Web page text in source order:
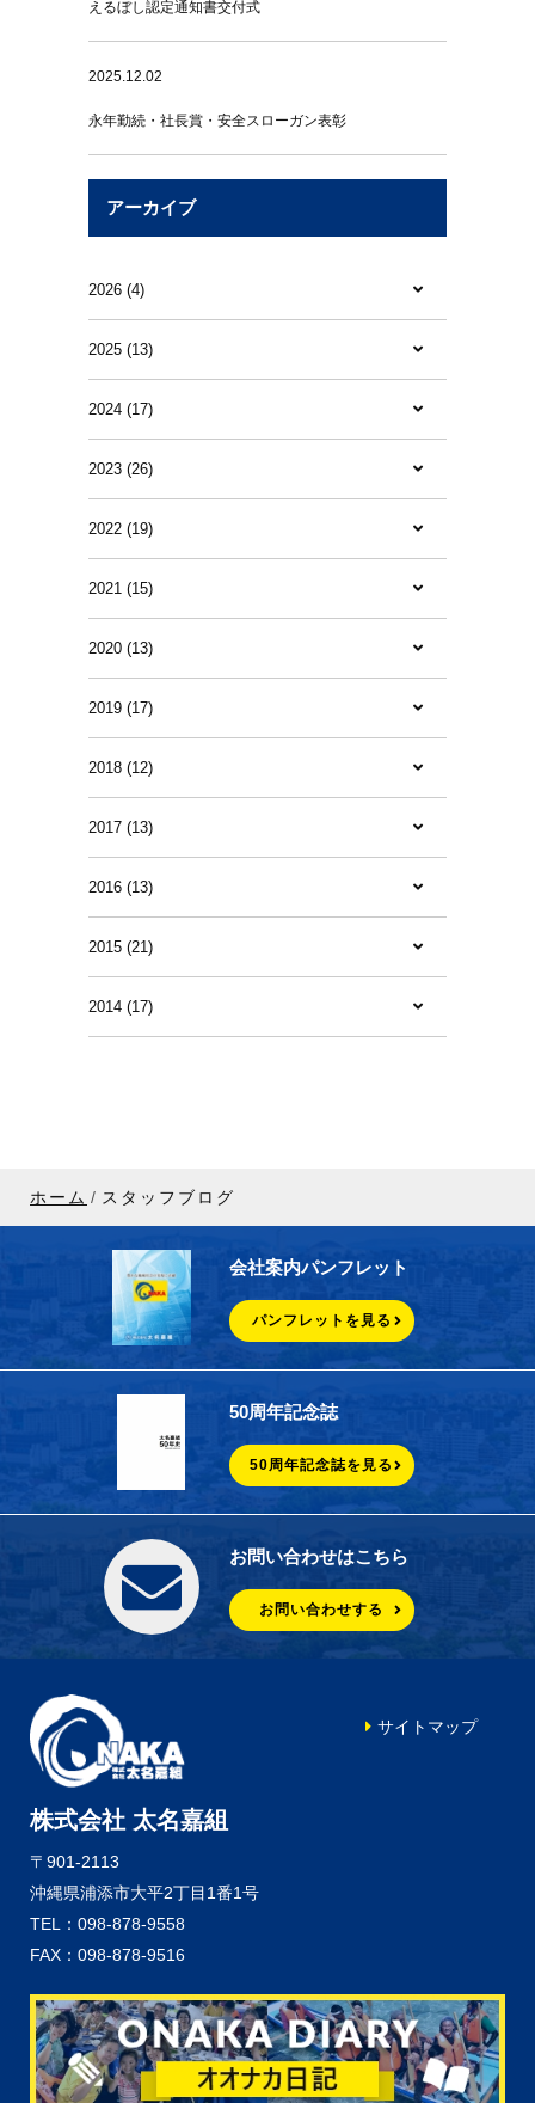
えるぼし認定通知書交付式
2025.12.02
永年勤続・社長賞・安全スローガン表彰
アーカイブ
2026 (4)
2025 (13)
2024 (17)
2023 (26)
2022 (19)
2021 (15)
2020 (13)
2019 (17)
2018 (12)
2017 (13)
2016 (13)
2015 (21)
2014 (17)
ホーム スタッフブログ
会社案内パンフレット
パンフレットを見る
50周年記念誌
50周年記念誌を見る
お問い合わせはこちら
お問い合わせする
株式会社 太名嘉組
〒901-2113
沖縄県浦添市大平2丁目1番1号
TEL：098-878-9558
FAX：098-878-9516
サイトマップ